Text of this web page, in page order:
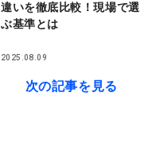
違いを徹底比較！現場で選
ぶ基準とは
2025.08.09
次の記事を見る